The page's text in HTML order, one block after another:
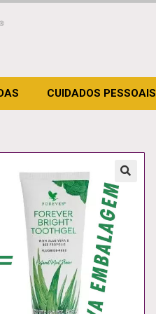
CUIDADOS PESSOAIS